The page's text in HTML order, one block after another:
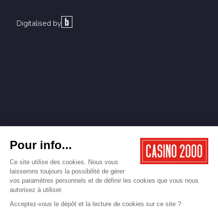
Digitalised by